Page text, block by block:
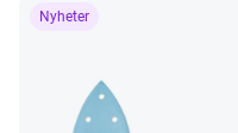
Nyheter